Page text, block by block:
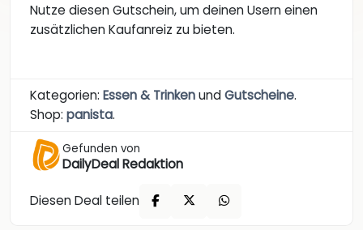
Nutze diesen Gutschein, um deinen Usern einen
zusätzlichen Kaufanreiz zu bieten.
Kategorien: Essen & TrinkenundGutscheine.
Shop: panista.
Gefunden von
DailyDeal Redaktion
Diesen Deal teilen